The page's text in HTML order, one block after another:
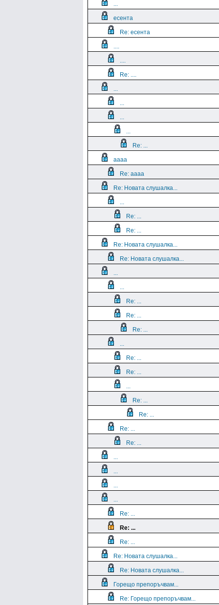
...
есента
Re: есента
....
....
Re: ....
...
...
...
...
Re: ...
aaaa
Re: aaaa
Re: Новата слушалка...
...
Re: ...
Re: ...
Re: Новата слушалка...
Re: Новата слушалка...
...
...
Re: ...
Re: ...
Re: ...
...
Re: ...
Re: ...
...
Re: ...
Re: ...
Re: ...
Re: ...
...
...
...
...
Re: ...
Re: ...
Re: ...
Re: Новата слушалка...
Re: Новата слушалка...
Горещо препоръчвам...
Re: Горещо препоръчвам...